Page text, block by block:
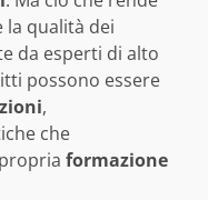
la qualità dei
da esperti di alto
possono essere
,
che
formazione